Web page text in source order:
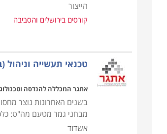
הייצור
קורסים בירושלים והסביבה
טכנאי תעשייה
אתגר המכללה להנדסה
בשנים האחרונות נוצר
מבחני גמר מטעם מה"ט:
אשדוד